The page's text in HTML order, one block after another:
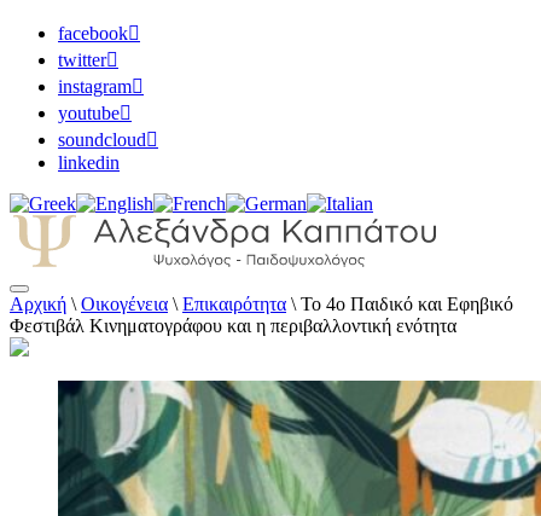
facebook
twitter
instagram
youtube
soundcloud
linkedin
Αλεξάνδρα Καππάτου Ψυχολόγος –
Παιδοψυχολόγος
Αρχική \ Οικογένεια \ Επικαιρότητα \ Το 4ο Παιδικό και Εφηβικό
Φεστιβάλ Κινηματογράφου και η περιβαλλοντική ενότητα